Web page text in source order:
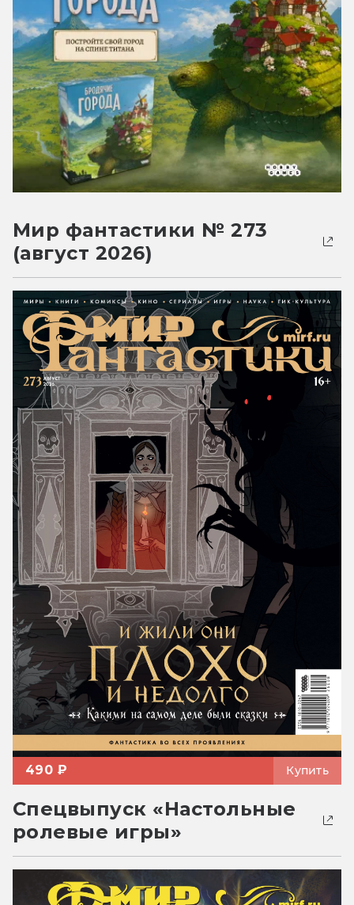
Мир фантастики № 273
(август 2026)
490 ₽ Купить
Спецвыпуск «Настольные
ролевые игры»